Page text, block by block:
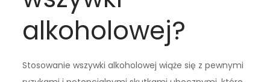
alkoholowej?
Stosowanie wszywki alkoholowej wiąże się z pewnymi